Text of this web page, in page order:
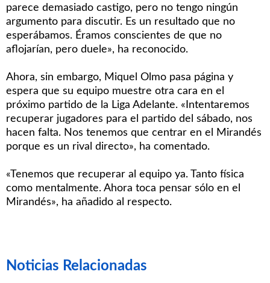
parece demasiado castigo, pero no tengo ningún
argumento para discutir. Es un resultado que no
esperábamos. Éramos conscientes de que no
aflojarían, pero duele», ha reconocido.
Ahora, sin embargo, Miquel Olmo pasa página y
espera que su equipo muestre otra cara en el
próximo partido de la Liga Adelante. «Intentaremos
recuperar jugadores para el partido del sábado, nos
hacen falta. Nos tenemos que centrar en el Mirandés
porque es un rival directo», ha comentado.
«Tenemos que recuperar al equipo ya. Tanto física
como mentalmente. Ahora toca pensar sólo en el
Mirandés», ha añadido al respecto.
Noticias Relacionadas